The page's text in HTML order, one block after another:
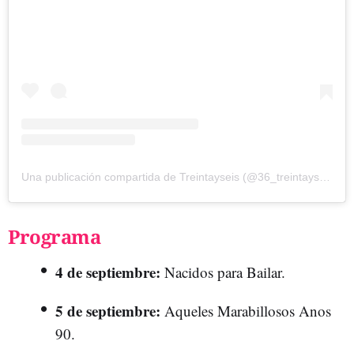
Programa
4 de septiembre: Nacidos para Bailar.
5 de septiembre: Aqueles Marabillosos Anos
90.